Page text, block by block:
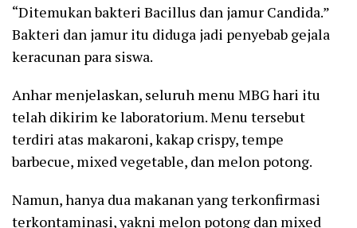
“Ditemukan bakteri Bacillus dan jamur Candida.”
Bakteri dan jamur itu diduga jadi penyebab gejala
keracunan para siswa.
Anhar menjelaskan, seluruh menu MBG hari itu
telah dikirim ke laboratorium. Menu tersebut
terdiri atas makaroni, kakap crispy, tempe
barbecue, mixed vegetable, dan melon potong.
Namun, hanya dua makanan yang terkonfirmasi
terkontaminasi, yakni melon potong dan mixed